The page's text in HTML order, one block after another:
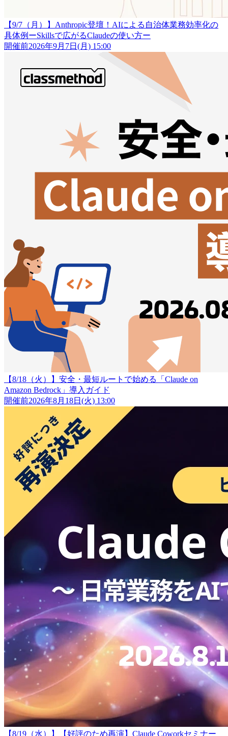
【9/7（月）】Anthropic登壇！AIによる自治体業務効率化の
具体例ーSkillsで広がるClaudeの使い方ー
開催前2026年9月7日(月) 15:00
【8/18（火）】安全・最短ルートで始める「Claude on
Amazon Bedrock」導入ガイド
開催前2026年8月18日(火) 13:00
【8/19（水）】【好評のため再演】Claude Coworkセミナー